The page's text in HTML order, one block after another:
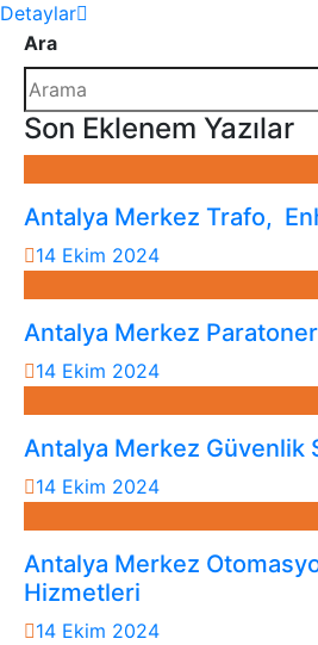
Detaylar
Ara
Son Eklenem Yazılar
Antalya Merkez Trafo,
14 Ekim 2024
Antalya Merkez
14 Ekim 2024
Antalya Merkez Güvenlik
14 Ekim 2024
Antalya Merkez
Hizmetleri
14 Ekim 2024